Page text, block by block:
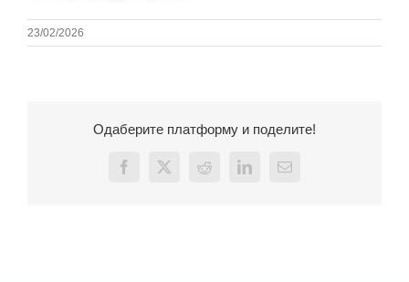
23/02/2026
Одаберите платформу и поделите!
Facebook
X Reddit LinkedInEmail